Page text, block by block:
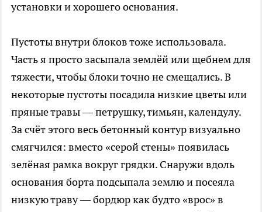
установки и хорошего основания.
Пустоты внутри блоков тоже использовала.
Часть я просто засыпала землёй или щебнем для
тяжести, чтобы блоки точно не смещались. В
некоторые пустоты посадила низкие цветы или
пряные травы — петрушку, тимьян, календулу.
За счёт этого весь бетонный контур визуально
смягчился: вместо «серой стены» появилась
зелёная рамка вокруг грядки. Снаружи вдоль
основания борта подсыпала землю и посеяла
низкую траву — бордюр как будто «врос» в